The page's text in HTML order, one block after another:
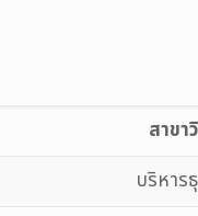
สาขา
บริหาร